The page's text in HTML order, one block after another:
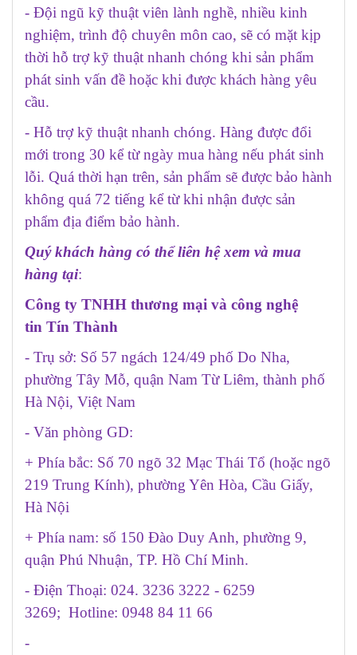
- Đội ngũ kỹ thuật viên lành nghề, nhiều kinh
nghiệm, trình độ chuyên môn cao, sẽ có mặt kịp
thời hỗ trợ kỹ thuật nhanh chóng khi sản phẩm
phát sinh vấn đề hoặc khi được khách hàng yêu
cầu.
- Hỗ trợ kỹ thuật nhanh chóng. Hàng được đổi
mới trong 30 kể từ ngày mua hàng nếu phát sinh
lỗi. Quá thời hạn trên, sản phẩm sẽ được bảo hành
không quá 72 tiếng kể từ khi nhận được sản
phẩm địa điểm bảo hành.
Quý khách hàng có thể liên hệ xem và mua
hàng tại:
Công ty TNHH thương mại và công nghệ
tin Tín Thành
- Trụ sở: Số 57 ngách 124/49 phố Do Nha,
phường Tây Mỗ, quận Nam Từ Liêm, thành phố
Hà Nội, Việt Nam
- Văn phòng GD:
+ Phía bắc: Số 70 ngõ 32 Mạc Thái Tổ (hoặc ngõ
219 Trung Kính), phường Yên Hòa, Cầu Giấy,
Hà Nội
+ Phía nam: số 150 Đào Duy Anh, phường 9,
quận Phú Nhuận, TP. Hồ Chí Minh.
- Điện Thoại: 024. 3236 3222 - 6259
3269; Hotline: 0948 84 11 66
-